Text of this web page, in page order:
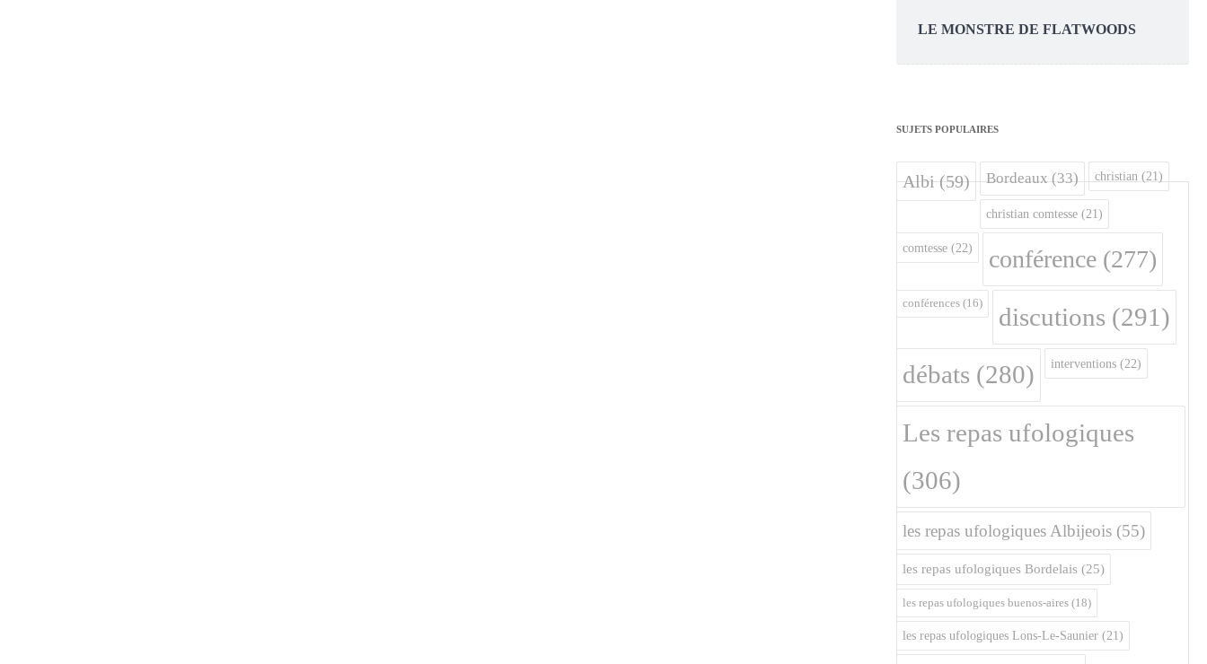
LE MONSTRE DE FLATWOODS
SUJETS POPULAIRES
Albi(59) Bordeaux(33) christian (21)
christian comtesse (21)
comtesse (22) conférence (277)
conférences (16) discutions (291)
débats (280) interventions (22)
Les repas ufologiques
(306)
les repas ufologiques Albijeois (55)
les repas ufologiques Bordelais (25)
les repas ufologiques buenos-aires (18)
les repas ufologiques Lons-Le-Saunier (21)